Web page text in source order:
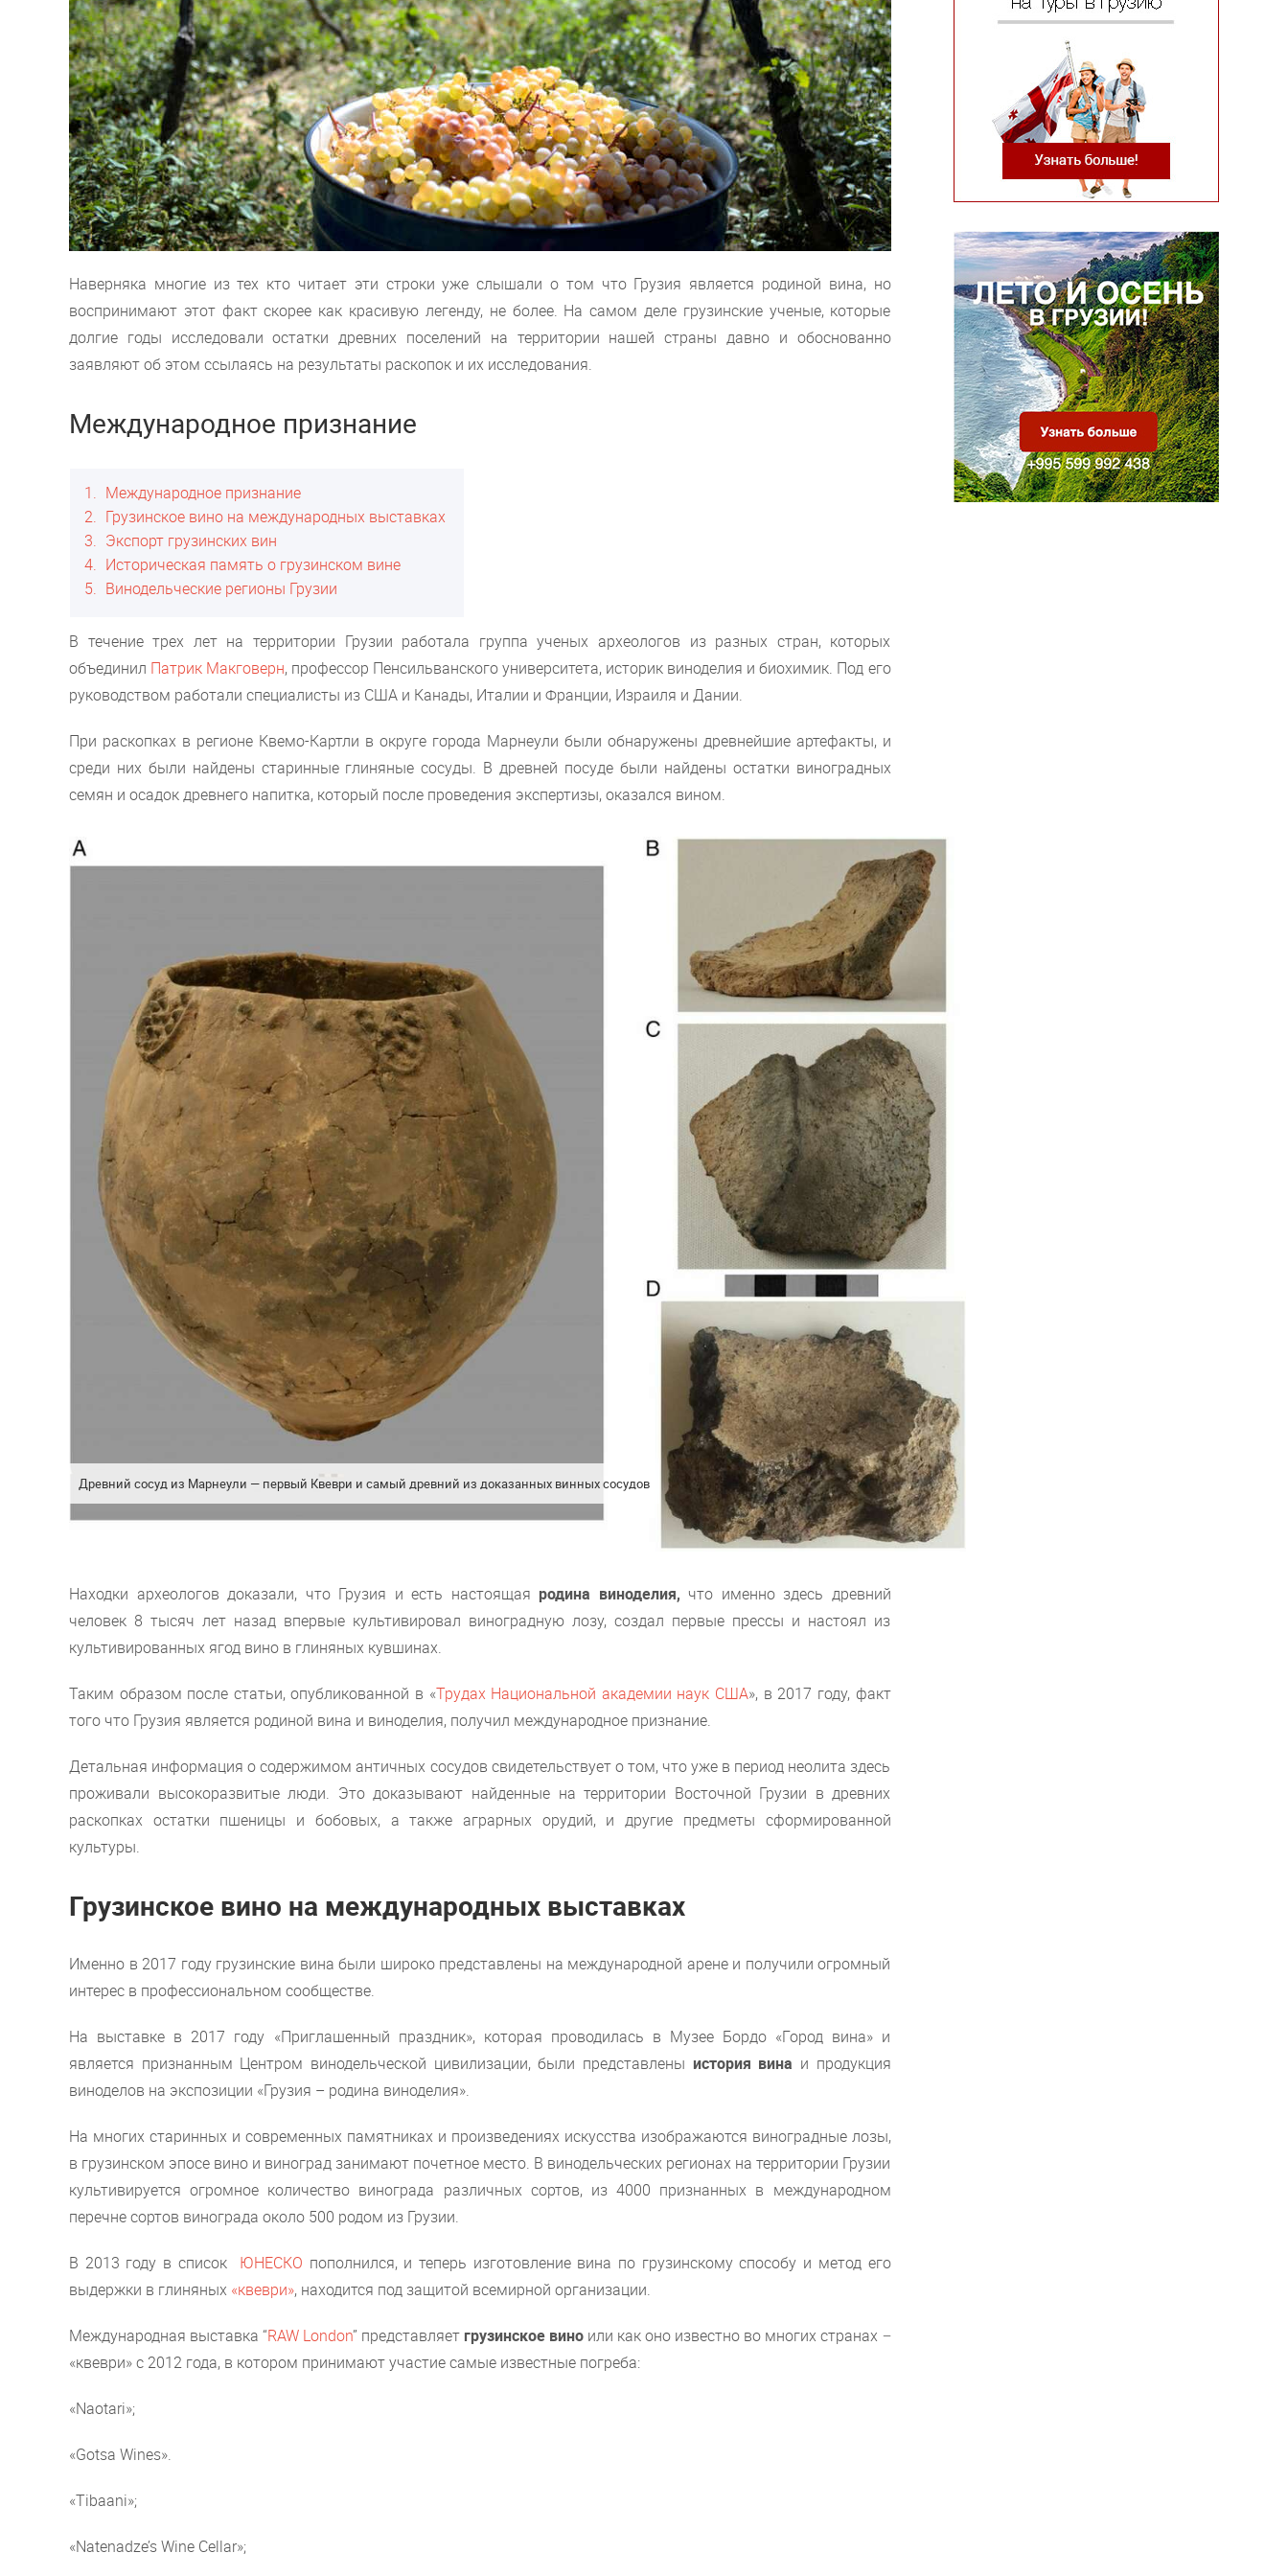
Наверняка многие из тех кто читает эти строки уже слышали о том что Грузия является родиной вина, но
воспринимают этот факт скорее как красивую легенду, не более. На самом деле грузинские ученые, которые
долгие годы исследовали остатки древних поселений на территории нашей страны давно и обоснованно
заявляют об этом ссылаясь на результаты раскопок и их исследования.
Международное признание
1
Международное признание
2
Грузинское вино на международных выставках
3
Экспорт грузинских вин
4
Историческая память о грузинском вине
5
Винодельческие регионы Грузии
В течение трех лет на территории Грузии работала группа ученых археологов из разных стран, которых
объединил Патрик Макговерн, профессор Пенсильванского университета, историк виноделия и биохимик. Под его
руководством работали специалисты из США и Канады, Италии и Франции, Израиля и Дании.
При раскопках в регионе Квемо-Картли в округе города Марнеули были обнаружены древнейшие артефакты, и
среди них были найдены старинные глиняные сосуды. В древней посуде были найдены остатки виноградных
семян и осадок древнего напитка, который после проведения экспертизы, оказался вином.
Древний сосуд из Марнеули — первый Квеври и самый древний из доказанных винных сосудов
Находки археологов доказали, что Грузия и есть настоящая родина виноделия, что именно здесь древний
человек 8 тысяч лет назад впервые культивировал виноградную лозу, создал первые прессы и настоял из
культивированных ягод вино в глиняных кувшинах.
Таким образом после статьи, опубликованной в «Трудах Национальной академии наук США», в 2017 году, факт
того что Грузия является родиной вина и виноделия, получил международное признание.
Детальная информация о содержимом античных сосудов свидетельствует о том, что уже в период неолита здесь
проживали высокоразвитые люди. Это доказывают найденные на территории Восточной Грузии в древних
раскопках остатки пшеницы и бобовых, а также аграрных орудий, и другие предметы сформированной
культуры.
Грузинское вино на международных выставках
Именно в 2017 году грузинские вина были широко представлены на международной арене и получили огромный
интерес в профессиональном сообществе.
На выставке в 2017 году «Приглашенный праздник», которая проводилась в Музее Бордо «Город вина» и
является признанным Центром винодельческой цивилизации, были представлены история вина и продукция
виноделов на экспозиции «Грузия – родина виноделия».
На многих старинных и современных памятниках и произведениях искусства изображаются виноградные лозы,
в грузинском эпосе вино и виноград занимают почетное место. В винодельческих регионах на территории Грузии
культивируется огромное количество винограда различных сортов, из 4000 признанных в международном
перечне сортов винограда около 500 родом из Грузии.
В 2013 году в список ЮНЕСКО пополнился, и теперь изготовление вина по грузинскому способу и метод его
выдержки в глиняных «квеври», находится под защитой всемирной организации.
Международная выставка “RAW London” представляет грузинское вино или как оно известно во многих странах −
«квеври» с 2012 года, в котором принимают участие самые известные погреба:
«Naotari»;
«Gotsa Wines».
«Tibaani»;
«Natenadze’s Wine Cellar»;